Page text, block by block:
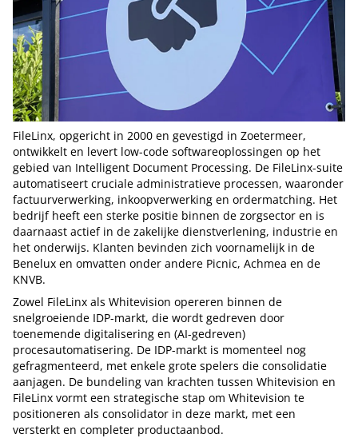
FileLinx, opgericht in 2000 en gevestigd in Zoetermeer,
ontwikkelt en levert low-code softwareoplossingen op het
gebied van Intelligent Document Processing. De FileLinx-suite
automatiseert cruciale administratieve processen, waaronder
factuurverwerking, inkoopverwerking en ordermatching. Het
bedrijf heeft een sterke positie binnen de zorgsector en is
daarnaast actief in de zakelijke dienstverlening, industrie en
het onderwijs. Klanten bevinden zich voornamelijk in de
Benelux en omvatten onder andere Picnic, Achmea en de
KNVB.
Zowel FileLinx als Whitevision opereren binnen de
snelgroeiende IDP-markt, die wordt gedreven door
toenemende digitalisering en (AI-gedreven)
procesautomatisering. De IDP-markt is momenteel nog
gefragmenteerd, met enkele grote spelers die consolidatie
aanjagen. De bundeling van krachten tussen Whitevision en
FileLinx vormt een strategische stap om Whitevision te
positioneren als consolidator in deze markt, met een
versterkt en completer productaanbod.